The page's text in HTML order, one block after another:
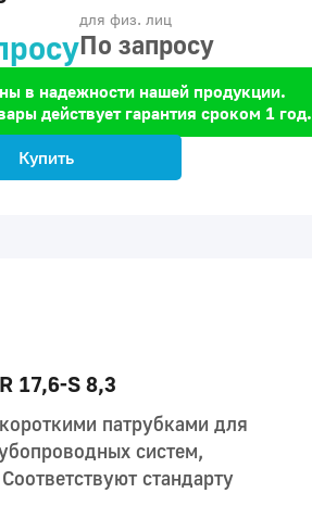
для физ. лиц
По запросу
в надежности нашей продукции.
действует гарантия сроком 1 год.
Купить
17,6-S 8,3
патрубками для
систем,
стандарту